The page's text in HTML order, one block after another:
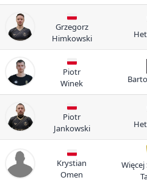
Grzegorz
Himkowski
Piotr
Winek
Piotr
Jankowski
Krystian
Omen